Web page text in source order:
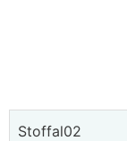
Stoffal02